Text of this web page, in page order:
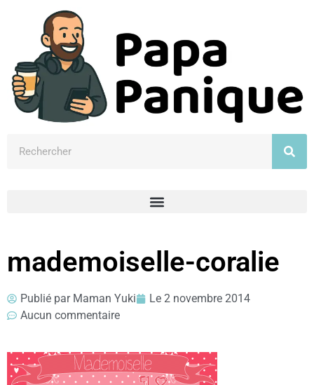
mademoiselle-coralie
Publié parMaman Yuki Le 2 novembre 2014
Aucun commentaire